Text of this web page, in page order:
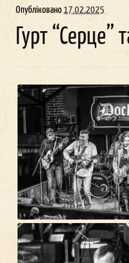
Опубліковано17.02.2025
Гурт “Серце”